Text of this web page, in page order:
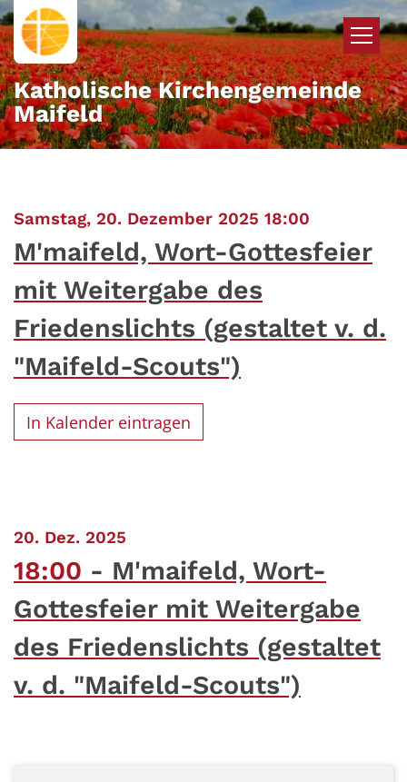
Zum Inhalt springen
Katholische Kirchengemeinde
Maifeld
Samstag, 20. Dezember 2025 18:00
M'maifeld, Wort-Gottesfeier
mit Weitergabe des
Friedenslichts (gestaltet v. d.
"Maifeld-Scouts")
In Kalender eintragen
20. Dez. 2025
18:00
M'maifeld, Wort-
Gottesfeier mit Weitergabe
des Friedenslichts (gestaltet
v. d. "Maifeld-Scouts")